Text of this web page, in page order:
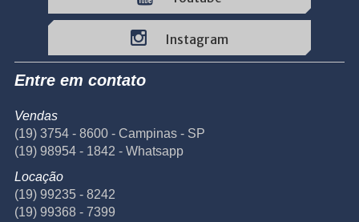
Instagram
Entre em contato
Vendas
(19) 3754 - 8600 - Campinas - SP
(19) 98954 - 1842 - Whatsapp
Locação
(19) 99235 - 8242
(19) 99368 - 7399